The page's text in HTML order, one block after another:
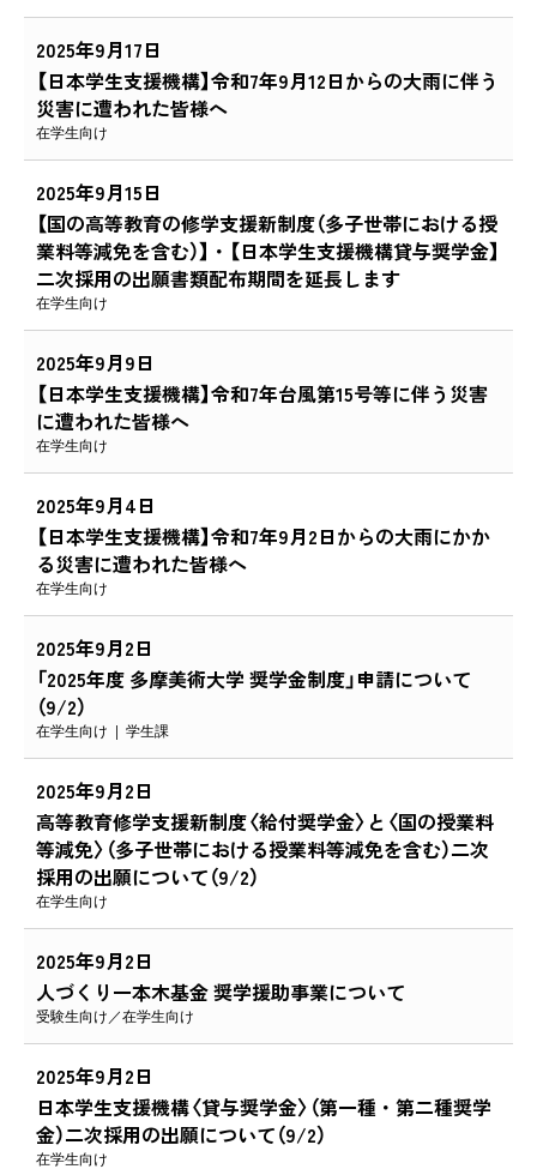
2025年9月17日
【日本学生支援機構】令和7年9月12日からの大雨に伴う
災害に遭われた皆様へ
在学生向け
2025年9月15日
【国の高等教育の修学支援新制度（多子世帯における授
業料等減免を含む）】・【日本学生支援機構貸与奨学金】
二次採用の出願書類配布期間を延長します
在学生向け
2025年9月9日
【日本学生支援機構】令和7年台風第15号等に伴う災害
に遭われた皆様へ
在学生向け
2025年9月4日
【日本学生支援機構】令和7年9月2日からの大雨にかか
る災害に遭われた皆様へ
在学生向け
2025年9月2日
「2025年度 多摩美術大学 奨学金制度」申請について
（9/2）
在学生向け 学生課
2025年9月2日
高等教育修学支援新制度〈給付奨学金〉と〈国の授業料
等減免〉（多子世帯における授業料等減免を含む）二次
採用の出願について（9/2）
在学生向け
2025年9月2日
人づくり一本木基金 奨学援助事業について
受験生向け 在学生向け
2025年9月2日
日本学生支援機構〈貸与奨学金〉（第一種・第二種奨学
金）二次採用の出願について（9/2）
在学生向け